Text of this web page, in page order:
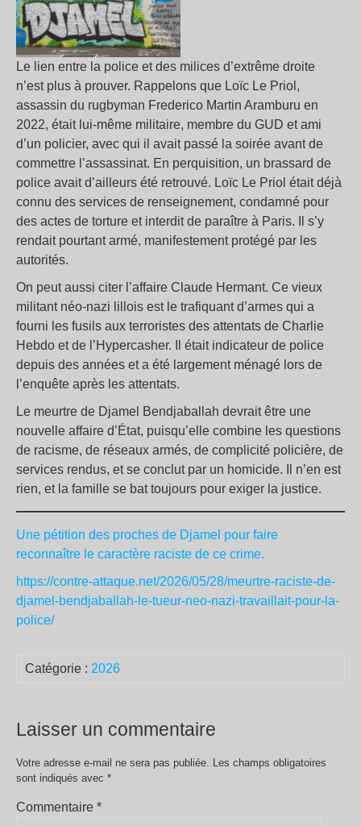
Le lien entre la police et des milices d’extrême droite
n’est plus à prouver. Rappelons que Loïc Le Priol,
assassin du rugbyman Frederico Martin Aramburu en
2022, était lui-même militaire, membre du GUD et ami
d’un policier, avec qui il avait passé la soirée avant de
commettre l’assassinat. En perquisition, un brassard de
police avait d’ailleurs été retrouvé. Loïc Le Priol était déjà
connu des services de renseignement, condamné pour
des actes de torture et interdit de paraître à Paris. Il s’y
rendait pourtant armé, manifestement protégé par les
autorités.
On peut aussi citer l’affaire Claude Hermant. Ce vieux
militant néo-nazi lillois est le trafiquant d’armes qui a
fourni les fusils aux terroristes des attentats de Charlie
Hebdo et de l’Hypercasher. Il était indicateur de police
depuis des années et a été largement ménagé lors de
l’enquête après les attentats.
Le meurtre de Djamel Bendjaballah devrait être une
nouvelle affaire d’État, puisqu’elle combine les questions
de racisme, de réseaux armés, de complicité policière, de
services rendus, et se conclut par un homicide. Il n’en est
rien, et la famille se bat toujours pour exiger la justice.
Une pétition des proches de Djamel pour faire
reconnaître le caractère raciste de ce crime.
https://contre-attaque.net/2026/05/28/meurtre-raciste-de-
djamel-bendjaballah-le-tueur-neo-nazi-travaillait-pour-la-
police/
Catégorie : 2026
Laisser un commentaire
Votre adresse e-mail ne sera pas publiée. Les champs obligatoires
sont indiqués avec *
Commentaire *